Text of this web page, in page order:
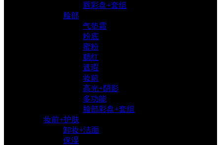
唇彩盘+套组
脸部
气垫霜
粉底
蜜粉
腮红
遮瑕
妆前
高光+阴影
多功能
脸部彩盘+套组
妆前+护肤
卸妆+洁面
保湿